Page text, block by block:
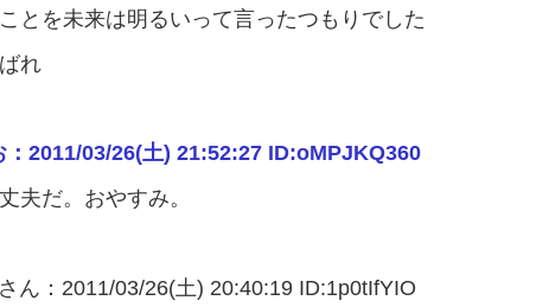
とを未来は明るいって言ったつもりでした
れ
2011/03/26(土) 21:52:27 ID:oMPJKQ360
夫だ。おやすみ。
ん：2011/03/26(土) 20:40:19 ID:1p0tIfYIO